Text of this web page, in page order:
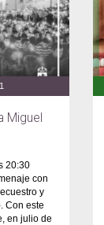
Miguel
20:30
con
y
Con este
en julio de